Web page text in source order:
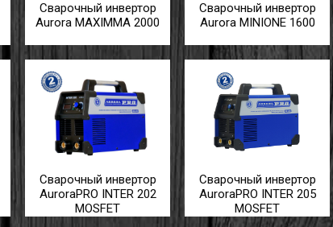
Сварочный инвертор
Aurora MAXIMMA 2000
Сварочный инвертор
Aurora MINIONE 1600
Сварочный инвертор
AuroraPRO INTER 202
MOSFET
Сварочный инвертор
AuroraPRO INTER 205
MOSFET